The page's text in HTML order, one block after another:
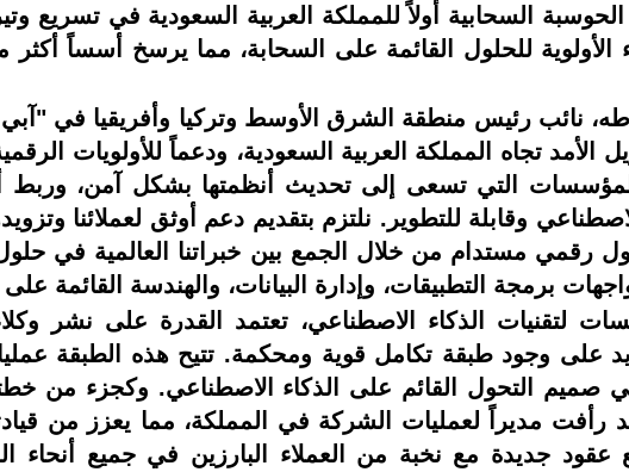
السحابية أولاً للمملكة العربية السعودية في تسريع
الأولوية للحلول القائمة على السحابة، مما يرسخ أسساً أكثر
نائب رئيس منطقة الشرق الأوسط وتركيا وأفريقيا في "آبي
التي تسعى إلى تحديث أنظمتها بشكل آمن، وربط
وقابلة للتطوير. نلتزم بتقديم دعم أوثق لعملائنا
رقمي مستدام من خلال الجمع بين خبراتنا العالمية في
برمجة التطبيقات، وإدارة البيانات، والهندسة القائمة
لتقنيات الذكاء الاصطناعي، تعتمد القدرة على نشر
على وجود طبقة تكامل قوية ومحكمة. تتيح هذه الطبقة
صميم التحول القائم على الذكاء الاصطناعي. وكجزء من
رأفت مديراً لعمليات الشركة في المملكة، مما يعزز من
جديدة مع نخبة من العملاء البارزين في جميع أنحاء